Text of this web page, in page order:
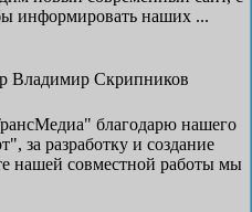
информировать наших ...
Владимир Скрипников
благодарю нашего
за разработку и создание
нашей совместной работы мы